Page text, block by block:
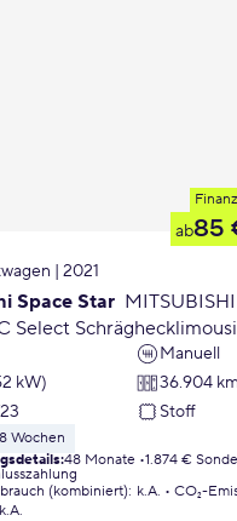
ab85
| 2021
Space Star
Select
Manuell
kW)
36.904 km
Stoff
Wochen
:48 Monate 1.874 €
(kombiniert): k.A.
CO₂-
k.A.